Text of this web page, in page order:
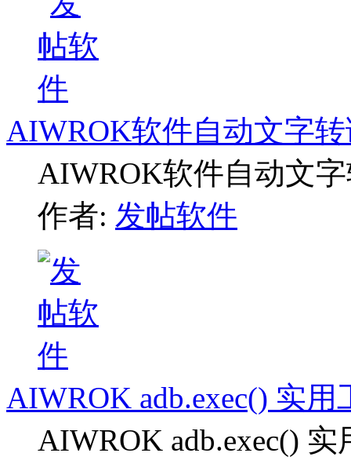
AIWROK软件自动文字
AIWROK软件自动文
作者: 发帖软件
AIWROK adb.exec() 实
AIWROK adb.exec()